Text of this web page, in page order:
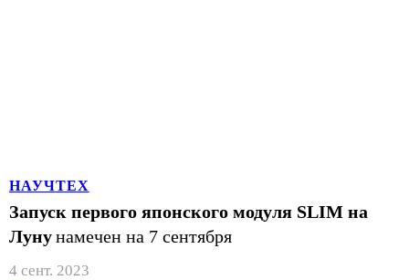
НАУЧТЕХ
Запуск первого японского модуля SLIM на
Лунунамечен на 7 сентября
4 сент. 2023